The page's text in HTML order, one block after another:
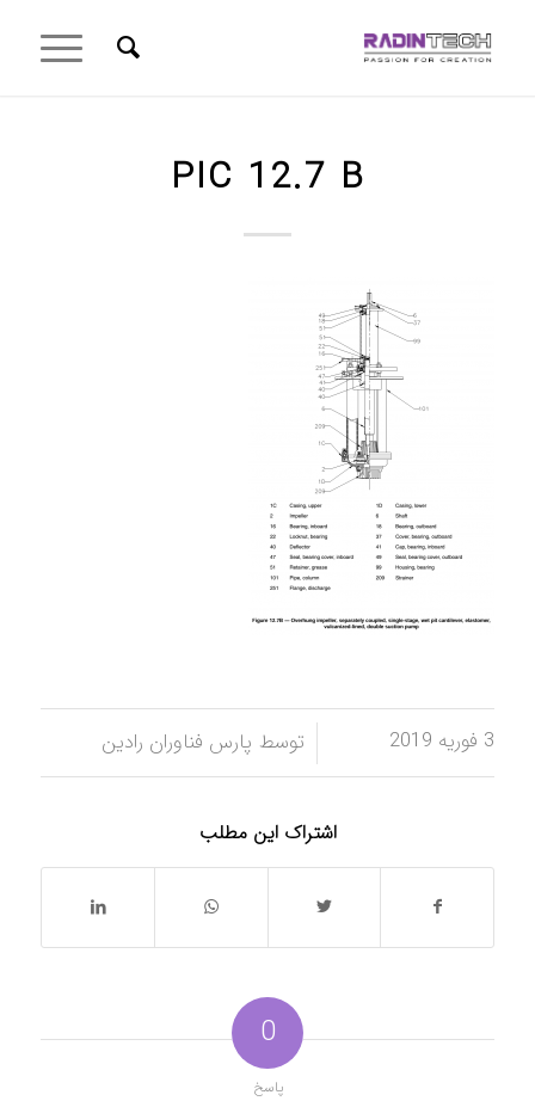
PIC 12.7 B
3 فوریه 2019 / توسط پارس فناوران رادین
اشتراک این مطلب
0
پاسخ